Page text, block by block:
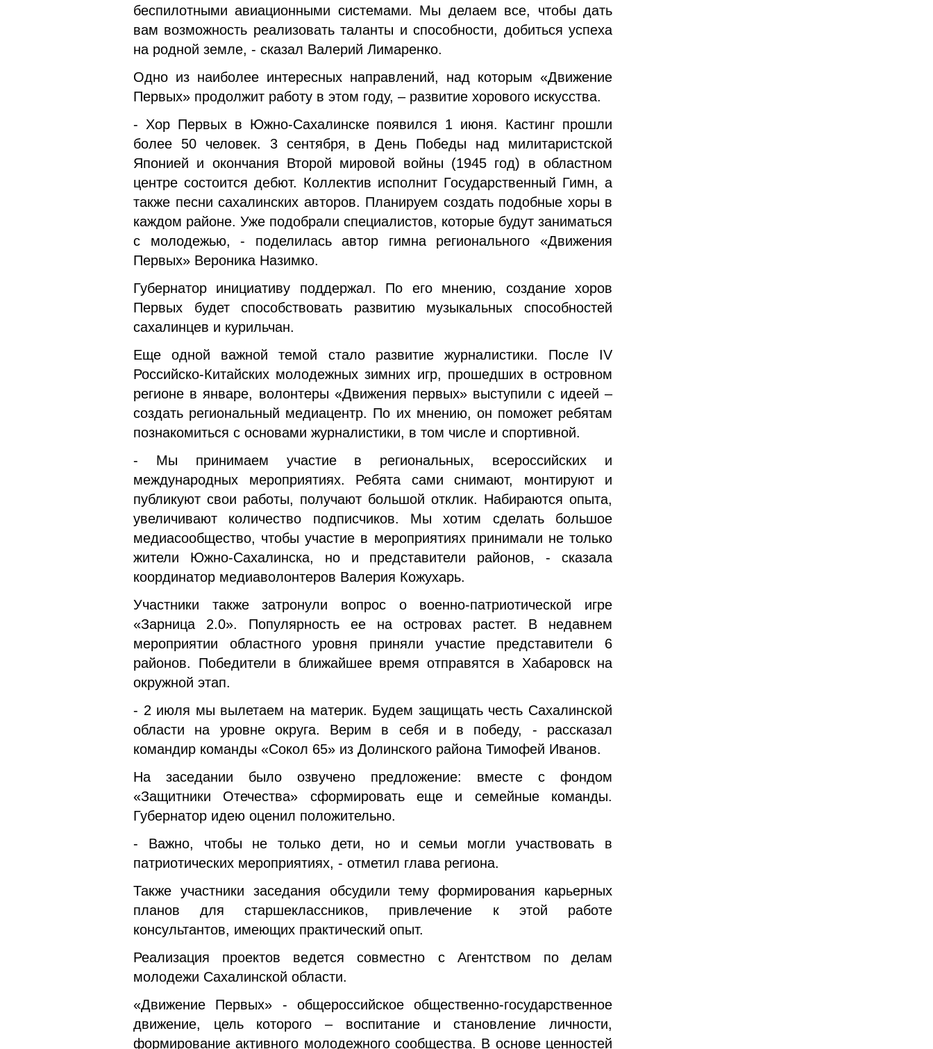
беспилотными авиационными системами. Мы делаем все, чтобы дать
вам возможность реализовать таланты и способности, добиться успеха
на родной земле, - сказал Валерий Лимаренко.
Одно из наиболее интересных направлений, над которым «Движение
Первых» продолжит работу в этом году, – развитие хорового искусства.
- Хор Первых в Южно-Сахалинске появился 1 июня. Кастинг прошли
более 50 человек. 3 сентября, в День Победы над милитаристской
Японией и окончания Второй мировой войны (1945 год) в областном
центре состоится дебют. Коллектив исполнит Государственный Гимн, а
также песни сахалинских авторов. Планируем создать подобные хоры в
каждом районе. Уже подобрали специалистов, которые будут заниматься
с молодежью, - поделилась автор гимна регионального «Движения
Первых» Вероника Назимко.
Губернатор инициативу поддержал. По его мнению, создание хоров
Первых будет способствовать развитию музыкальных способностей
сахалинцев и курильчан.
Еще одной важной темой стало развитие журналистики. После IV
Российско-Китайских молодежных зимних игр, прошедших в островном
регионе в январе, волонтеры «Движения первых» выступили с идеей –
создать региональный медиацентр. По их мнению, он поможет ребятам
познакомиться с основами журналистики, в том числе и спортивной.
- Мы принимаем участие в региональных, всероссийских и
международных мероприятиях. Ребята сами снимают, монтируют и
публикуют свои работы, получают большой отклик. Набираются опыта,
увеличивают количество подписчиков. Мы хотим сделать большое
медиасообщество, чтобы участие в мероприятиях принимали не только
жители Южно-Сахалинска, но и представители районов, - сказала
координатор медиаволонтеров Валерия Кожухарь.
Участники также затронули вопрос о военно-патриотической игре
«Зарница 2.0». Популярность ее на островах растет. В недавнем
мероприятии областного уровня приняли участие представители 6
районов. Победители в ближайшее время отправятся в Хабаровск на
окружной этап.
- 2 июля мы вылетаем на материк. Будем защищать честь Сахалинской
области на уровне округа. Верим в себя и в победу, - рассказал
командир команды «Сокол 65» из Долинского района Тимофей Иванов.
На заседании было озвучено предложение: вместе с фондом
«Защитники Отечества» сформировать еще и семейные команды.
Губернатор идею оценил положительно.
- Важно, чтобы не только дети, но и семьи могли участвовать в
патриотических мероприятиях, - отметил глава региона.
Также участники заседания обсудили тему формирования карьерных
планов для старшеклассников, привлечение к этой работе
консультантов, имеющих практический опыт.
Реализация проектов ведется совместно с Агентством по делам
молодежи Сахалинской области.
«Движение Первых» - общероссийское общественно-государственное
движение, цель которого – воспитание и становление личности,
формирование активного молодежного сообщества. В основе ценностей